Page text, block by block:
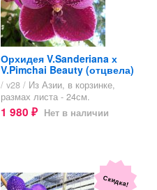
Орхидея V.Sanderiana х
V.Pimchai Beauty (отцвела)
/ v28 / Из Азии, в корзинке,
размах листа - 24см.
1 980 ₽ Нет в наличии
Скидка!